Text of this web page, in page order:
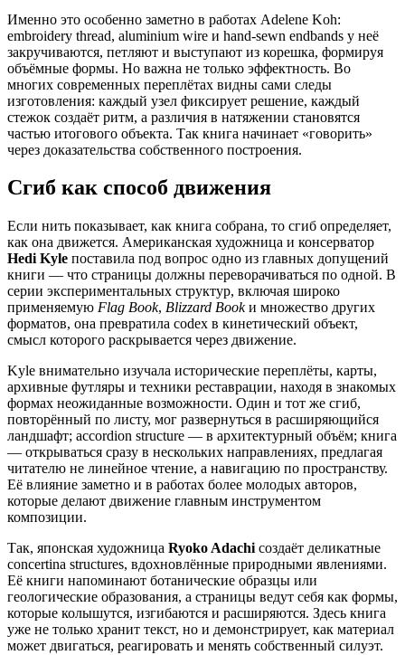
Именно это особенно заметно в работах Adelene Koh:
embroidery thread, aluminium wire и hand-sewn endbands у неё
закручиваются, петляют и выступают из корешка, формируя
объёмные формы. Но важна не только эффектность. Во
многих современных переплётах видны сами следы
изготовления: каждый узел фиксирует решение, каждый
стежок создаёт ритм, а различия в натяжении становятся
частью итогового объекта. Так книга начинает «говорить»
через доказательства собственного построения.
Сгиб как способ движения
Если нить показывает, как книга собрана, то сгиб определяет,
как она движется. Американская художница и консерватор
Hedi Kyle поставила под вопрос одно из главных допущений
книги — что страницы должны переворачиваться по одной. В
серии экспериментальных структур, включая широко
применяемую Flag Book, Blizzard Bookи множество других
форматов, она превратила codex в кинетический объект,
смысл которого раскрывается через движение.
Kyle внимательно изучала исторические переплёты, карты,
архивные футляры и техники реставрации, находя в знакомых
формах неожиданные возможности. Один и тот же сгиб,
повторённый по листу, мог развернуться в расширяющийся
ландшафт; accordion structure — в архитектурный объём; книга
— открываться сразу в нескольких направлениях, предлагая
читателю не линейное чтение, а навигацию по пространству.
Её влияние заметно и в работах более молодых авторов,
которые делают движение главным инструментом
композиции.
Так, японская художница Ryoko Adachi создаёт деликатные
concertina structures, вдохновлённые природными явлениями.
Её книги напоминают ботанические образцы или
геологические образования, а страницы ведут себя как формы,
которые колышутся, изгибаются и расширяются. Здесь книга
уже не только хранит текст, но и демонстрирует, как материал
может двигаться, реагировать и менять собственный силуэт.